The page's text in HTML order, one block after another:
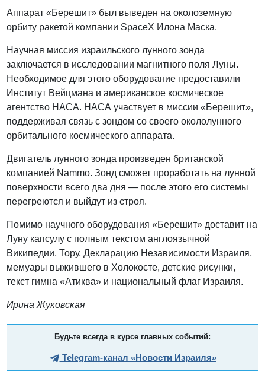
Аппарат «Берешит» был выведен на околоземную
орбиту ракетой компании SpaceX Илона Маска.
Научная миссия израильского лунного зонда
заключается в исследовании магнитного поля Луны.
Необходимое для этого оборудование предоставили
Институт Вейцмана и американское космическое
агентство НАСА. НАСА участвует в миссии «Берешит»,
поддерживая связь с зондом со своего окололунного
орбитального космического аппарата.
Двигатель лунного зонда произведен британской
компанией Nammo. Зонд сможет проработать на лунной
поверхности всего два дня — после этого его системы
перегреются и выйдут из строя.
Помимо научного оборудования «Берешит» доставит на
Луну капсулу с полным текстом англоязычной
Википедии, Тору, Декларацию Независимости Израиля,
мемуары выжившего в Холокосте, детские рисунки,
текст гимна «Атиква» и национальный флаг Израиля.
Ирина Жуковская
Будьте всегда в курсе главных событий:
Telegram-канал «Новости Израиля»